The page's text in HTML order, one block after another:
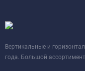
Вертикальные и
года. Большой